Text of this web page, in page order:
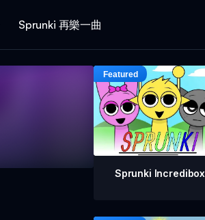
Sprunki 再樂一曲
Sprunki Incredibox